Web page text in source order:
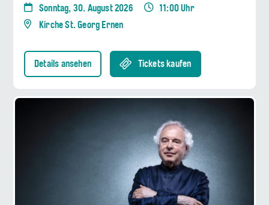
Sonntag, 30. August 2026
11:00 Uhr
Kirche St. Georg Ernen
Details ansehen Tickets kaufen